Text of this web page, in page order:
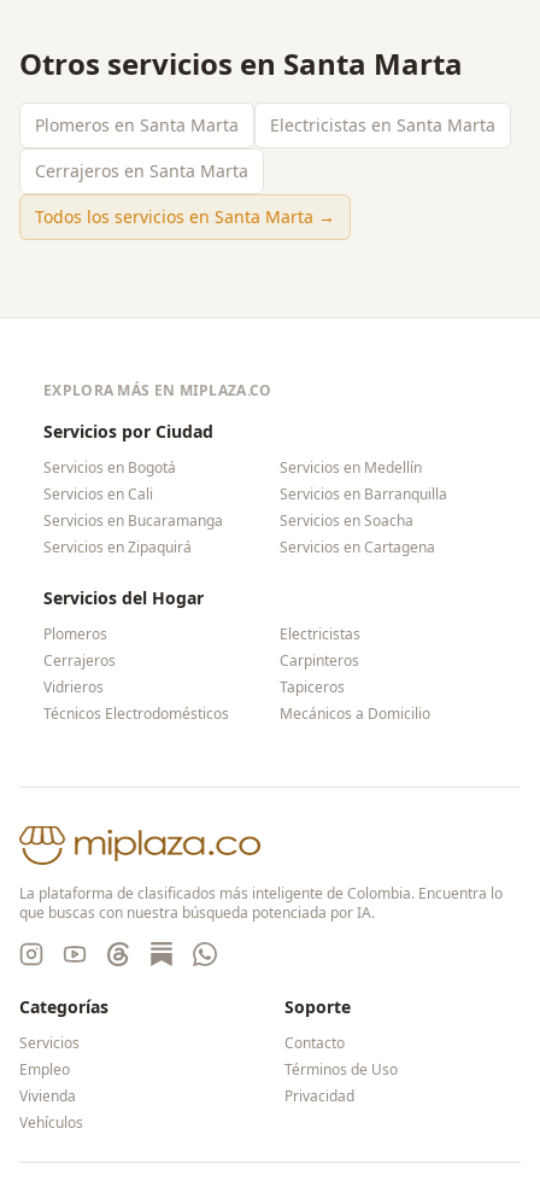
Otros servicios en Santa Marta
Plomeros en Santa Marta
Electricistas en Santa Marta
Cerrajeros en Santa Marta
Todos los servicios en Santa Marta →
EXPLORA MÁS EN MIPLAZA.CO
Servicios por Ciudad
Servicios en Bogotá Servicios en Medellín
Servicios enCali Servicios en Barranquilla
Servicios en Bucaramanga Servicios enSoacha
Servicios enZipaquirá Servicios enCartagena
Servicios del Hogar
Plomeros
Electricistas
Cerrajeros
Carpinteros
Vidrieros
Tapiceros
Técnicos Electrodomésticos
Mecánicos a Domicilio
La plataforma de clasificados más inteligente de Colombia. Encuentra lo
que buscas con nuestra búsqueda potenciada por IA.
Categorías
Servicios
Empleo
Vivienda
Vehículos
Soporte
Contacto
Términos de Uso
Privacidad